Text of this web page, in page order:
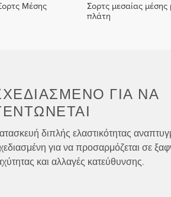
Μέσης
Σορτς μεσαίας μέσης
πλάτη
ΓΙΑ ΝΑ
διπλής ελαστικότητας
για να προσαρμόζεται σε
και αλλαγές κατεύθυνσης.